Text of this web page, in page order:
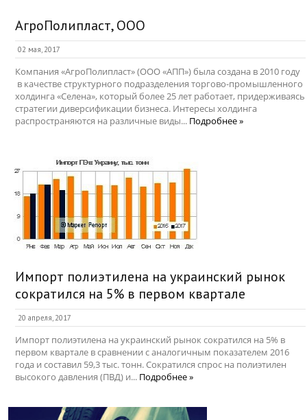
АгроПолипласт, ООО
02 мая, 2017
Компания «АгроПолипласт» (ООО «АПП») была создана в 2010 году
в качестве структурного подразделения торгово-промышленного
холдинга «Селена», который более 25 лет работает, придерживаясь
стратегии диверсификации бизнеса. Интересы холдинга
распространяются на различные виды... Подробнее »
Импорт полиэтилена на украинский рынок
сократился на 5% в первом квартале
20 апреля, 2017
Импорт полиэтилена на украинский рынок сократился на 5% в
первом квартале в сравнении с аналогичным показателем 2016
года и составил 59,3 тыс. тонн. Сократился спрос на полиэтилен
высокого давления (ПВД) и... Подробнее »